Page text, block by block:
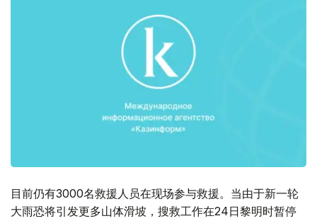
目前仍有3000名救援人员在现场参与救援。当由于新一轮
大雨恐将引发更多山体滑坡，搜救工作在24日黎明时暂停